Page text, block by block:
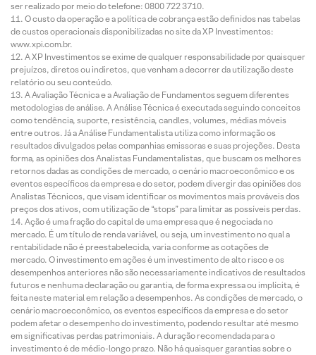
ser realizado por meio do telefone: 0800 722 3710.
O custo da operação e a política de cobrança estão definidos nas tabelas
de custos operacionais disponibilizadas no site da XP Investimentos:
www.xpi.com.br.
A XP Investimentos se exime de qualquer responsabilidade por quaisquer
prejuízos, diretos ou indiretos, que venham a decorrer da utilização deste
relatório ou seu conteúdo.
A Avaliação Técnica e a Avaliação de Fundamentos seguem diferentes
metodologias de análise. A Análise Técnica é executada seguindo conceitos
como tendência, suporte, resistência, candles, volumes, médias móveis
entre outros. Já a Análise Fundamentalista utiliza como informação os
resultados divulgados pelas companhias emissoras e suas projeções. Desta
forma, as opiniões dos Analistas Fundamentalistas, que buscam os melhores
retornos dadas as condições de mercado, o cenário macroeconômico e os
eventos específicos da empresa e do setor, podem divergir das opiniões dos
Analistas Técnicos, que visam identificar os movimentos mais prováveis dos
preços dos ativos, com utilização de “stops” para limitar as possíveis perdas.
Ação é uma fração do capital de uma empresa que é negociada no
mercado. É um título de renda variável, ou seja, um investimento no qual a
rentabilidade não é preestabelecida, varia conforme as cotações de
mercado. O investimento em ações é um investimento de alto risco e os
desempenhos anteriores não são necessariamente indicativos de resultados
futuros e nenhuma declaração ou garantia, de forma expressa ou implícita, é
feita neste material em relação a desempenhos. As condições de mercado, o
cenário macroeconômico, os eventos específicos da empresa e do setor
podem afetar o desempenho do investimento, podendo resultar até mesmo
em significativas perdas patrimoniais. A duração recomendada para o
investimento é de médio-longo prazo. Não há quaisquer garantias sobre o